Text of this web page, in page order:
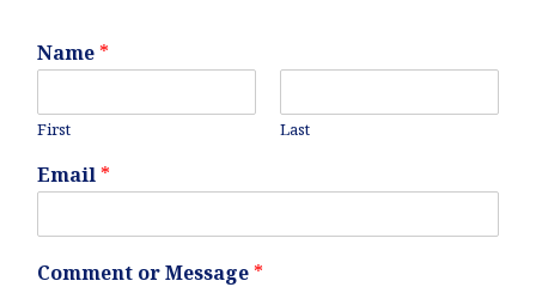
Name *
First Last
Email *
Comment or Message *